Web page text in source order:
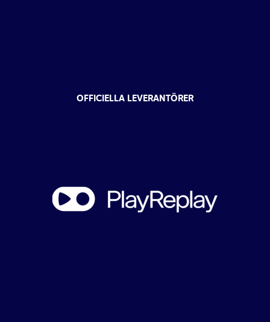
OFFICIELLA LEVERANTÖRER